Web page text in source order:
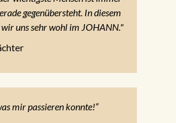
gegenübersteht. In diesem
uns sehr wohl im JOHANN."
mir passieren konnte!“